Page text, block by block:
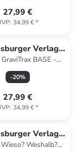
27,99 €
: 34,99 €*
Verlag
GmbH BASE -
Skytrax
-20%
27,99 €
: 34,99 €*
Verlag
GmbHWeshalb?